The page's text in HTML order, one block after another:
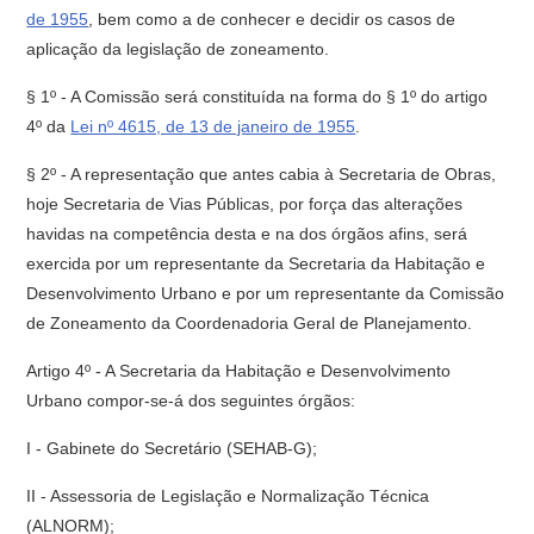
de 1955 , bem como a de conhecer e decidir os casos de
aplicação da legislação de zoneamento.
§ 1º - A Comissão será constituída na forma do § 1º do artigo
4º da Lei nº 4615, de 13 de janeiro de 1955
§ 2º - A representação que antes cabia à Secretaria de Obras,
hoje Secretaria de Vias Públicas, por força das alterações
havidas na competência desta e na dos órgãos afins, será
exercida por um representante da Secretaria da Habitação e
Desenvolvimento Urbano e por um representante da Comis­são
de Zoneamento da Coordenadoria Geral de Planejamento.
Artigo 4º - A Secretaria da Habitação e Desenvolvimento
Urbano compor-se-á dos seguintes órgãos:
I - Gabinete do Secretário (SEHAB-G);
II - Assessoria de Legislação e Normalização Técnica
(ALNORM);